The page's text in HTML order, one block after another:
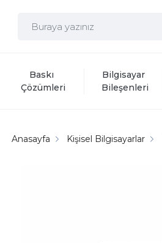
Baskı
Çözümleri
Bilgisayar
Bileşenleri
Anasayfa Kişisel Bilgisayarlar